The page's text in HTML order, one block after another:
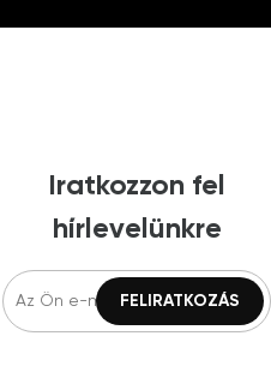
Iratkozzon fel
hírlevelünkre